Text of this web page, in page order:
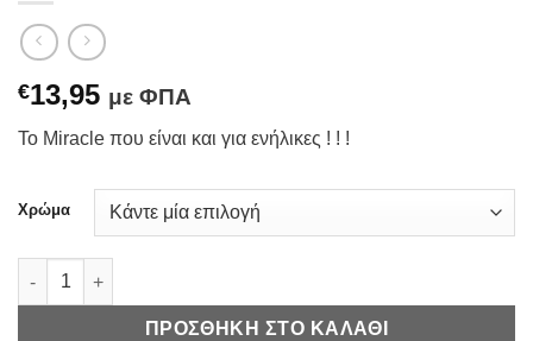
€13,95 με ΦΠΑ
Το Miracle που είναι και για ενήλικες ! ! !
Χρώμα
Munchkin Miracle 360° Sippy Tall ποσότητα
ΠΡΟΣΘΉΚΗ ΣΤΟ ΚΑΛΆΘΙ